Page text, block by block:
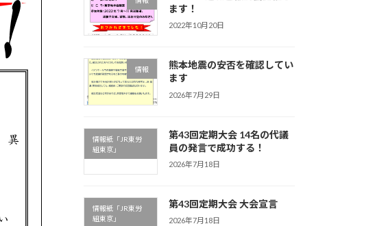
ます！
2022年10月20日
情報
熊本地震の安否を確認してい
ます
2026年7月29日
情報紙「JR東労
組東京」
第43回定期大会 14名の代議
員の発言で成功する！
2026年7月18日
情報紙「JR東労
組東京」
第43回定期大会 大会宣言
2026年7月18日